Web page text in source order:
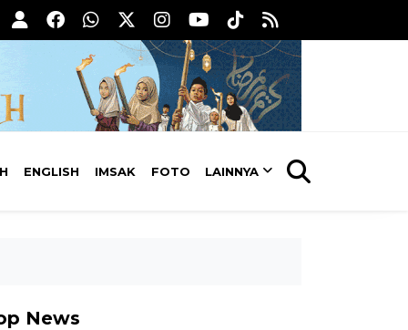
ENGLISH IMSAK FOTO LAINNYA
News